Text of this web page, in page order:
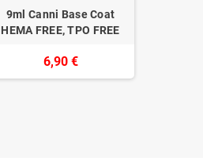
9ml Canni Base Coat
HEMA FREE, TPO FREE
6,90 €